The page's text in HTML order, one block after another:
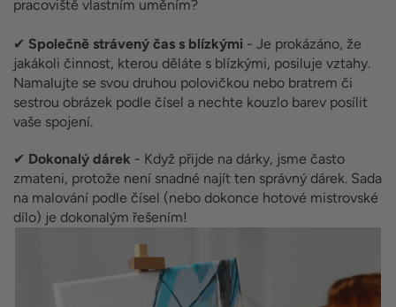
pracoviště vlastním uměním?
✔ Společně strávený čas s blízkými - Je prokázáno, že
jakákoli činnost, kterou děláte s blízkými, posiluje vztahy.
Namalujte se svou druhou polovičkou nebo bratrem či
sestrou obrázek podle čísel a nechte kouzlo barev posílit
vaše spojení.
✔ Dokonalý dárek - Když přijde na dárky, jsme často
zmateni, protože není snadné najít ten správný dárek. Sada
na malování podle čísel (nebo dokonce hotové mistrovské
dílo) je dokonalým řešením!